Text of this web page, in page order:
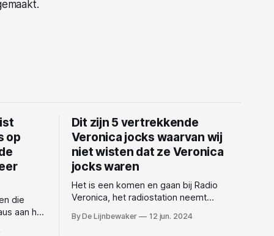
op
die
aan het
Dit zijn 5 vertrekkende
Veronica jocks waarvan wij
niet wisten dat ze Veronica
jocks waren
Het is een komen en gaan bij Radio
Veronica, het radiostation neemt
die bij de redactie van LIJNBEWAKER en
By De Lijnbewaker 12 jun. 2024